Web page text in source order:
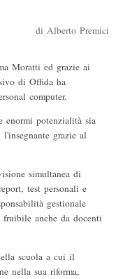
di Alberto Premici
Moratti ed grazie ai
di Offida ha
computer.
potenzialità sia
grazie al
simultanea di
test personali e
gestionale
anche da docenti
scuola a cui il
nella sua riforma,